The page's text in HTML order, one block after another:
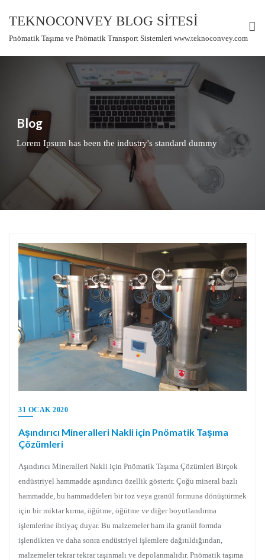
content
TEKNOCONVEY BLOG SİTESİ
Pnömatik Taşıma ve Pnömatik Transport Sistemleri www.teknoconvey.com
Blog
Lorem Ipsum has been the industry's standard dummy
31 OCAK 2020
Aşındırıcı Mineralleri Nakli için Pnömatik Taşıma
Çözümleri
Aşındırıcı Mineralleri Nakli için Pnömatik Taşıma Çözümleri Birçok
endüstriyel hammadde aşındırıcı özellik gösterir. Çoğu mineral bazlı
hammadde, bu hammaddeleri bir toz veya granül formuna dönüştürmek
için bir miktar kırma, öğütme, öğütme ve diğer boyutlandırma
işlemlerine ihtiyaç duyar. Bu malzemeler ham ila granül formda
işlendikten ve daha sonra endüstriyel işlemlere dağıtıldığından,
malzemeler tekrar tekrar taşınmalı ve depolanmalıdır. Pnömatik taşıma